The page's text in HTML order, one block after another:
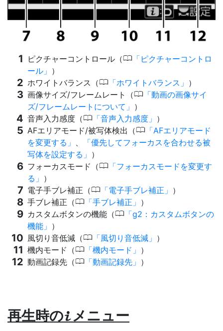
ピクチャーコントロール（0
ピクチャーコントロ
ール
）
ホワイトバランス（0 ホワイトバランス
）
画像サイズ/フレームレート（0
動画の画像サイ
ズ/フレームレートについて
）
音声入力感度（0 音声入力感度
）
AFエリアモード/被写体検出（0
AFエリアモード
を変更する
優先してフォーカスを合わせる被
写体を設定する
）
フォーカスモード（0
フォーカスモードを変更す
る
）
電子手ブレ補正（0 電子手ブレ補正
）
手ブレ補正（0 手ブレ補正
）
カスタムボタンの機能（0
g2：カスタムボタンの
機能
）
風切り音低減（0 風切り音低減
）
機内モード（0 機内モード
）
動画記録先（0 動画記録先 ）
再生時のiメニュー